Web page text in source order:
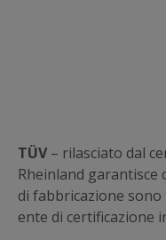
TÜV – rilasciato dal
Rheinland
di fabbricazione
ente di certificazione